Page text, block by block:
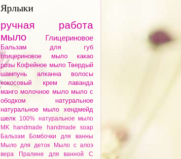
Ярлыки
ручная работа
мыло
Глицериновое
Бальзам для губ
глицериновое мыло какао
розы Кофейное мылоТвердый
шампунь алканнa волосы
кокосовый крем лаванда
мангомолочное мыло мыло с
ободком натуральное
натуральное мыло хендмейд
шелк
100% натуральное мыло
MK
handmade
handmade soap
Бальзам
Бомбочки для ванны
Мыло для деток
Мыло с алоэ
вера
Пралине для ванной С